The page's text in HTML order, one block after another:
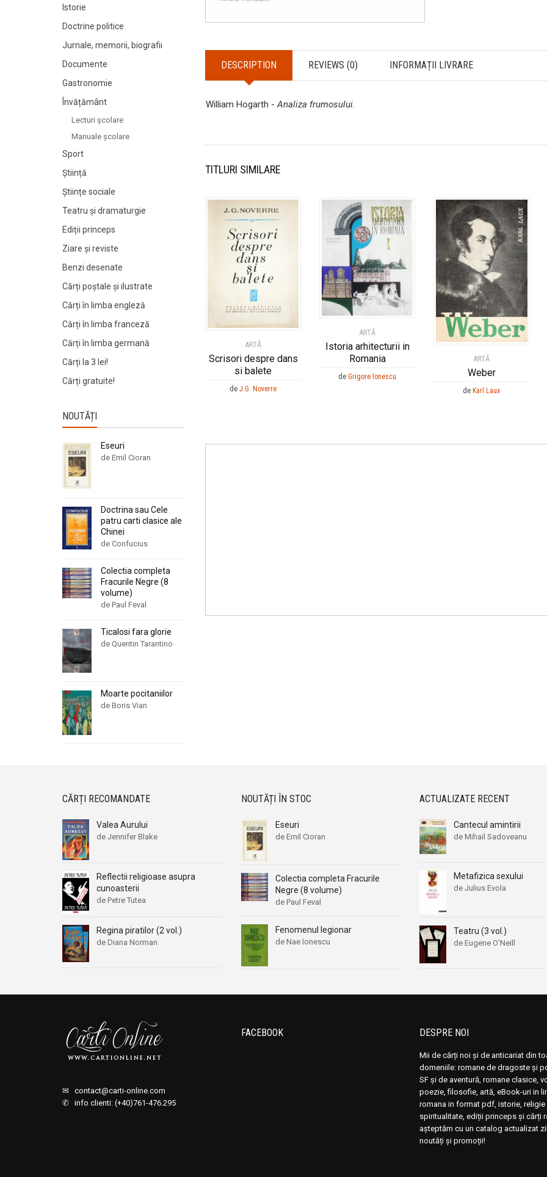
DESCRIPTION REVIEWS (0) INFORMAȚII LIVRARE
William Hogarth - Analiza frumosului
TITLURI SIMILARE
ARTĂ
Scrisori despre dans
si balete
deJ.G. Noverre
ARTĂ
Istoria arhitecturii in
Romania
deGrigore Ionescu
ARTĂ
Weber
deKarl Laux
Istorie
Doctrine politice
Jurnale, memorii, biografii
Documente
Gastronomie
Învățământ
Lecturi şcolare
Manuale şcolare
Sport
Știință
Științe sociale
Teatru și dramaturgie
Ediții princeps
Ziare şi reviste
Benzi desenate
Cărți poștale și ilustrate
Cărți în limba engleză
Cărți în limba franceză
Cărți în limba germană
Cărți la 3 lei!
Cărți gratuite!
NOUTĂȚI
Eseuri
de Emil Cioran
Doctrina sau Cele
patru carti clasice ale
Chinei
de Confucius
Colectia completa
Fracurile Negre (8
volume)
de Paul Feval
Ticalosi fara glorie
de Quentin Tarantino
Moarte pocitaniilor
de Boris Vian
CĂRȚI RECOMANDATE
Valea Aurului
de Jennifer Blake
Reflectii religioase asupra
cunoasterii
de Petre Tutea
Regina piratilor (2 vol.)
de Diana Norman
NOUTĂȚI ÎN STOC
Eseuri
de Emil Cioran
Colectia completa Fracurile
Negre (8 volume)
de Paul Feval
Fenomenul legionar
de Nae Ionescu
ACTUALIZATE RECENT
Cantecul amintirii
de Mihail Sadoveanu
Metafizica sexului
de Julius Evola
Teatru (3 vol.)
de Eugene O'Neill
✉ contact@carti-online.com
✆ info clienti: (+40)761-476.295
FACEBOOK DESPRE NOI
Mii de cărți noi și de anticariat din
domeniile: romane de dragoste și
SF și de aventură, romane clasice,
poezie, filosofie, artă, eBook-uri in
romana in format pdf, istorie, religie
spiritualitate, ediții princeps și cărți
așteptăm cu un catalog actualizat
noutăți și promoții!